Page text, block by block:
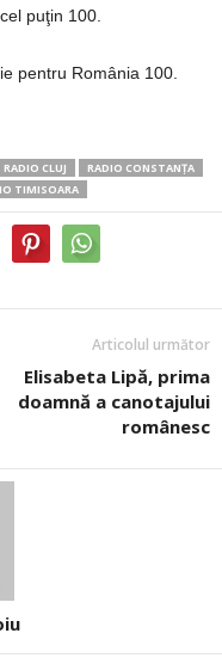
puţin 100.
pentru România 100.
RADIO CLUJ
RADIO CONSTANŢA
TIMISOARA
Articolul următor
Elisabeta Lipă, prima
doamnă a canotajului
românesc